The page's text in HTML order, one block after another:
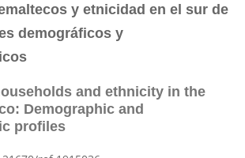
y etnicidad en el sur de
demográficos y
and ethnicity in the
Demographic and
profiles